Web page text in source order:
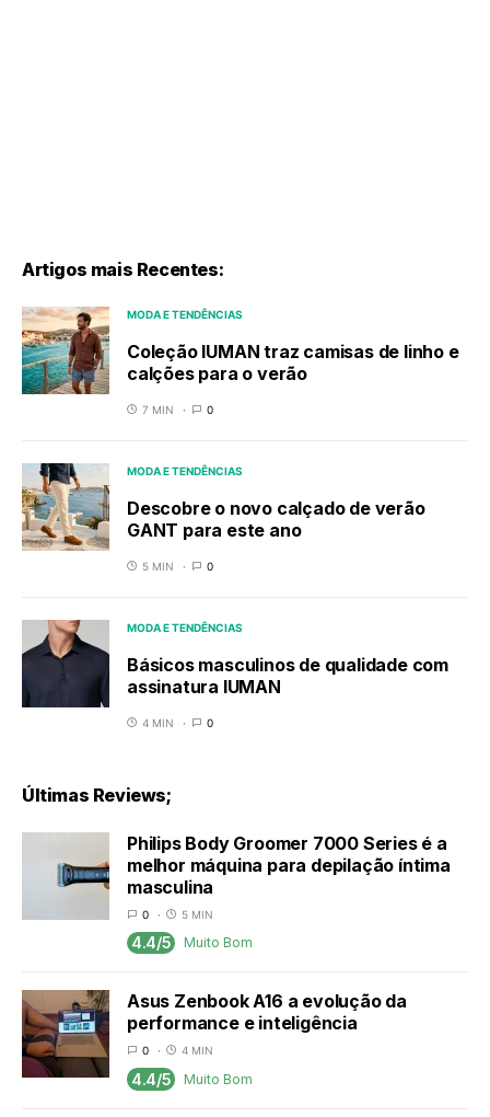
Artigos mais Recentes:
MODA E TENDÊNCIAS
Coleção IUMAN traz camisas de linho e
calções para o verão
7 MIN 0
MODA E TENDÊNCIAS
Descobre o novo calçado de verão
GANT para este ano
5 MIN 0
MODA E TENDÊNCIAS
Básicos masculinos de qualidade com
assinatura IUMAN
4 MIN 0
Últimas Reviews;
Philips Body Groomer 7000 Series é a
melhor máquina para depilação íntima
masculina
0 5 MIN
4.4/5 Muito Bom
Asus Zenbook A16 a evolução da
performance e inteligência
0 4 MIN
4.4/5 Muito Bom